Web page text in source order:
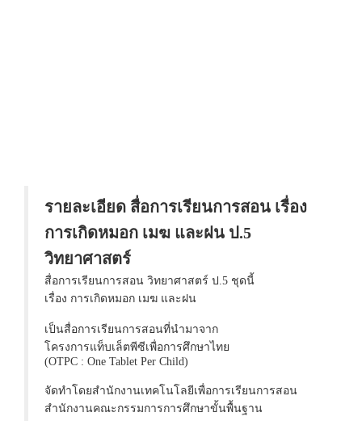
รายละเอียด สื่อการเรียนการสอน เรื่อง
การเกิดหมอก เมฆ และฝน ป.5
วิทยาศาสตร์
สื่อการเรียนการสอน วิทยาศาสตร์ ป.5 ชุดนี้
เรื่อง การเกิดหมอก เมฆ และฝน
เป็นสื่อการเรียนการสอนที่นำมาจาก
โครงการแท็บเล็ตพีซีเพื่อการศึกษาไทย
(OTPC : One Tablet Per Child)
จัดทำโดยสำนักงานเทคโนโลยีเพื่อการเรียนการสอน
สำนักงานคณะกรรมการการศึกษาขั้นพื้นฐาน